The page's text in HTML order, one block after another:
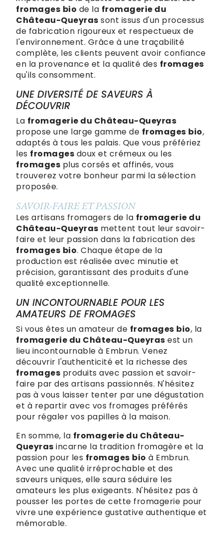
fromages bio de la fromagerie du
Château-Queyras sont issus d'un processus
de fabrication rigoureux et respectueux de
l'environnement. Grâce à une traçabilité
complète, les clients peuvent avoir confiance
en la provenance et la qualité des fromages
qu'ils consomment.
UNE DIVERSITÉ DE SAVEURS À
DÉCOUVRIR
La fromagerie du Château-Queyras
propose une large gamme de fromages bio,
adaptés à tous les palais. Que vous préfériez
les fromages doux et crémeux ou les
fromages plus corsés et affinés, vous
trouverez votre bonheur parmi la sélection
proposée.
SAVOIR-FAIRE ET PASSION
Les artisans fromagers de la fromagerie du
Château-Queyras mettent tout leur savoir-
faire et leur passion dans la fabrication des
fromages bio. Chaque étape de la
production est réalisée avec minutie et
précision, garantissant des produits d'une
qualité exceptionnelle.
UN INCONTOURNABLE POUR LES
AMATEURS DE FROMAGES
Si vous êtes un amateur de fromages bio, la
fromagerie du Château-Queyras est un
lieu incontournable à Embrun. Venez
découvrir l'authenticité et la richesse des
fromages produits avec passion et savoir-
faire par des artisans passionnés. N'hésitez
pas à vous laisser tenter par une dégustation
et à repartir avec vos fromages préférés
pour régaler vos papilles à la maison.
En somme, la fromagerie du Château-
Queyras incarne la tradition fromagère et la
passion pour les fromages bio à Embrun.
Avec une qualité irréprochable et des
saveurs uniques, elle saura séduire les
amateurs les plus exigeants. N'hésitez pas à
pousser les portes de cette fromagerie pour
vivre une expérience gustative authentique et
mémorable.